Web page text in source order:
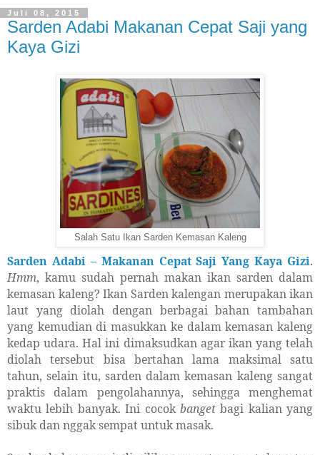
Juli 08, 2015
Sarden Adabi Makanan Cepat Saji yang
Kaya Gizi
Salah Satu Ikan Sarden Kemasan Kaleng
Sarden Adabi– Makanan Cepat Saji Yang Kaya Gizi.
Hmm, kamu sudah pernah makan ikan sarden dalam
kemasan kaleng? Ikan Sarden kalengan merupakan ikan
laut yang diolah dengan berbagai bahan tambahan
yang kemudian di masukkan ke dalam kemasan kaleng
kedap udara. Hal ini dimaksudkan agar ikan yang telah
diolah tersebut bisa bertahan lama maksimal satu
tahun, selain itu, sarden dalam kemasan kaleng sangat
praktis dalam pengolahannya, sehingga menghemat
waktu lebih banyak. Ini cocok bangetbagi kalian yang
sibuk dan nggak sempat untuk masak.